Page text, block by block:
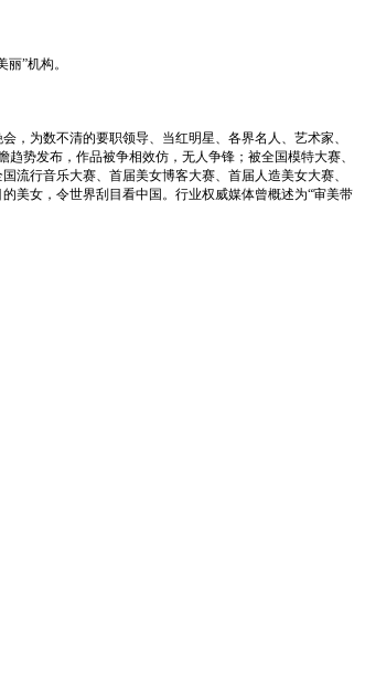
”机构。
，为数不清的要职领导、当红明星、各界名人、艺术家、
势发布，作品被争相效仿，无人争锋；被全国模特大赛、
流行音乐大赛、首届美女博客大赛、首届人造美女大赛、
美女，令世界刮目看中国。行业权威媒体曾概述为“审美带